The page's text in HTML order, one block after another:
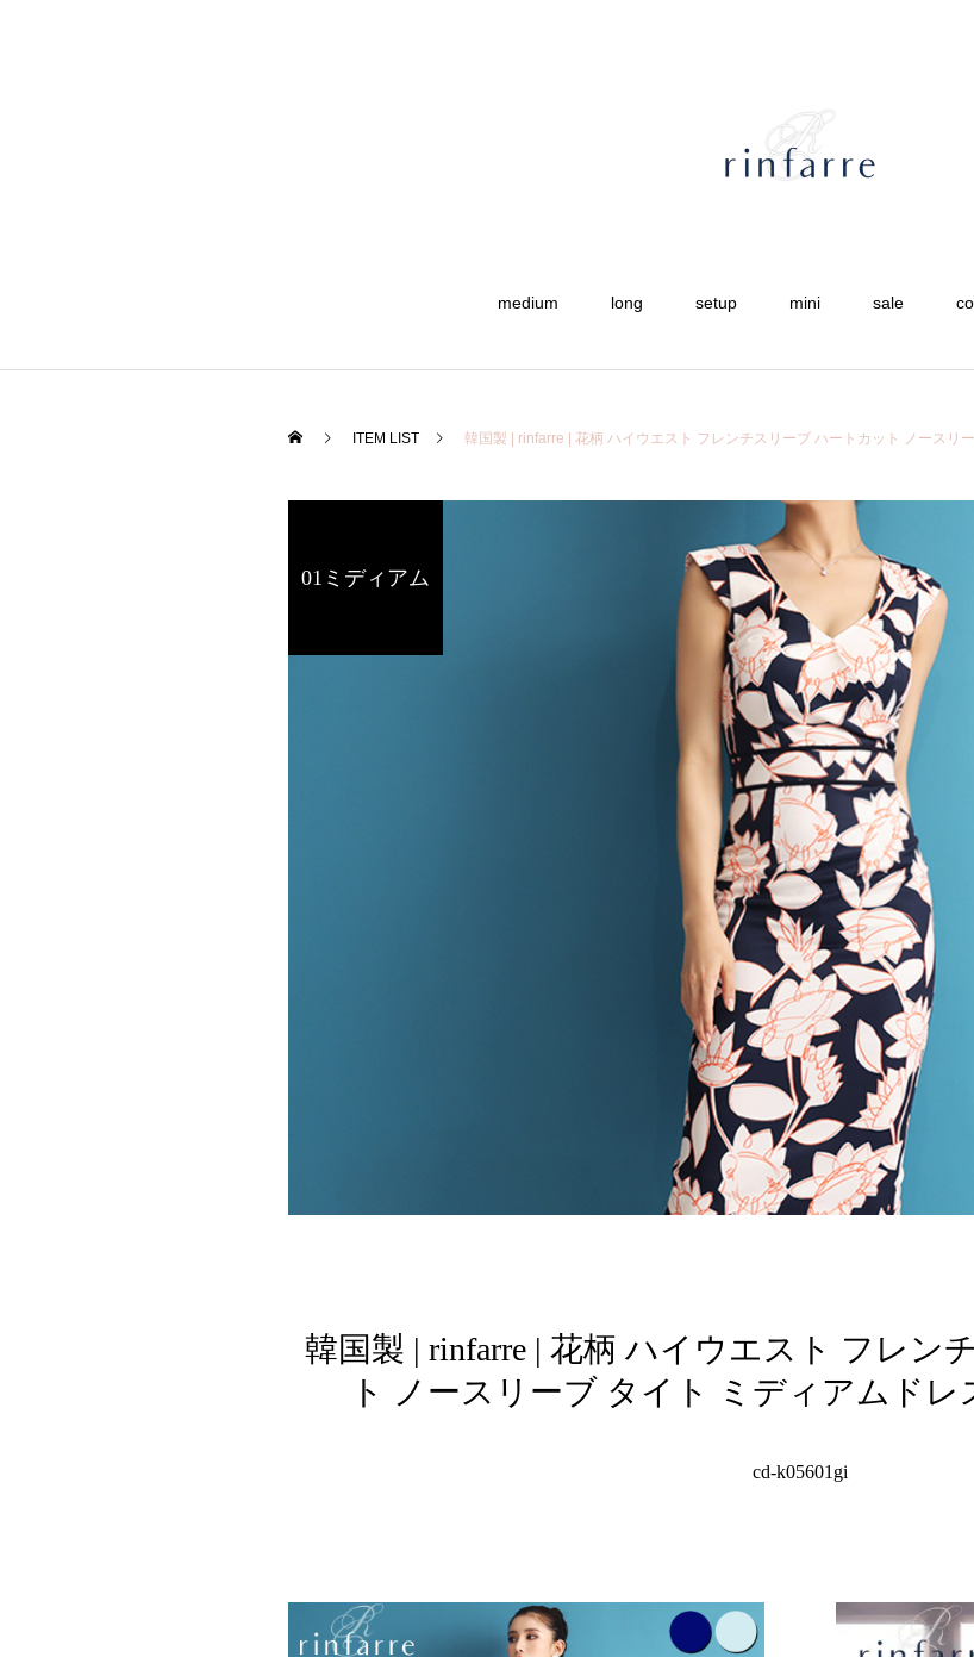
medium long setup mini sale
ITEM LIST 韓国製 | rinfarre | 花柄 ハイウエスト フレンチスリーブ ハートカット ノースリ
01ミディアム
韓国製 | rinfarre | 花柄 ハイウエスト フレン
ト ノースリーブ タイト ミディアムドレ
cd-k05601gi